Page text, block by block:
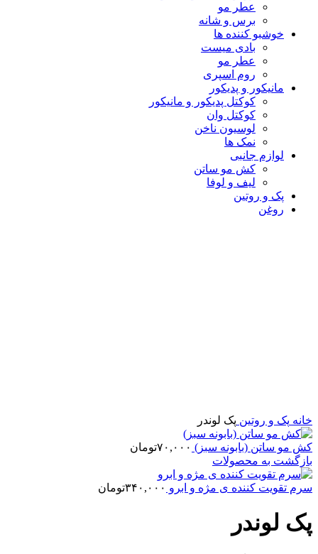
عطر مو
برس و شانه
خوشبو کننده ها
بادی میست
عطر مو
روم اسپری
مانیکور و پدیکور
کوکتل پدیکور و مانیکور
کوکتل وان
لوسیون ناخن
نمک ها
لوازم جانبی
کش مو ساتن
لیف و لوفا
پک و روتین
روغن
خانه پک و روتین پک لوندر
کش مو ساتن (بابونه سبز) ۷۰,۰۰۰تومان
بازگشت به محصولات
سرم تقویت کننده ی مژه و ابرو ۳۴۰,۰۰۰تومان
پک لوندر